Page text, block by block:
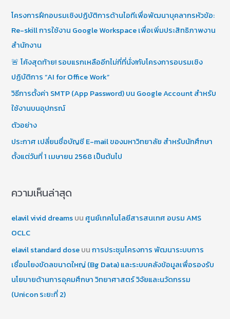
c
โครงการฝึกอบรมเชิงปฏิบัติการด้านไอทีเพื่อพัฒนาบุคลากรหัวข้อ:
Re-skill การใช้งาน Google Workspace เพื่อเพิ่มประสิทธิภาพงาน
สำนักงาน
🚨 โค้งสุดท้าย! รอบแรกเหลืออีกไม่กี่ที่นั่ง!กับโครงการอบรมเชิง
ปฏิบัติการ “AI for Office Work”
วิธีการตั้งค่า SMTP (App Password) บน Google Account สำหรับ
ใช้งานบนอุปกรณ์
ตัวอย่าง
ประกาศ เปลี่ยนชื่อบัญชี E-mail ของมหาวิทยาลัย สำหรับนักศึกษา
ตั้งแต่วันที่ 1 เมษายน 2568 เป็นต้นไป
ความเห็นล่าสุด
elavil vivid dreamsบน ศูนย์เทคโนโลยีสารสนเทศ อบรม AMS
OCLC
elavil standard doseบนการประชุมโครงการ พัฒนาระบบการ
เชื่อมโยงขัดลขนาดใหญ่ (Bg Data) และระบบคลังข้อมูลเพื่อรองรับ
นโยบายด้านการอุคมศึกษา วิทยาศาสตร์ วิจัยและนวัดกรรม
(Unicon ระยะที่ 2)